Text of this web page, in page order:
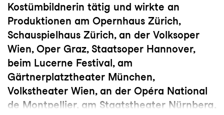
Kostümbildnerin tätig und wirkte an
Produktionen am Opernhaus Zürich,
Schauspielhaus Zürich, an der Volksoper
Wien, Oper Graz, Staatsoper Hannover,
beim Lucerne Festival, am
Gärtnerplatztheater München,
Volkstheater Wien, an der Opéra National
de Montpellier, am Staatstheater Nürnberg,